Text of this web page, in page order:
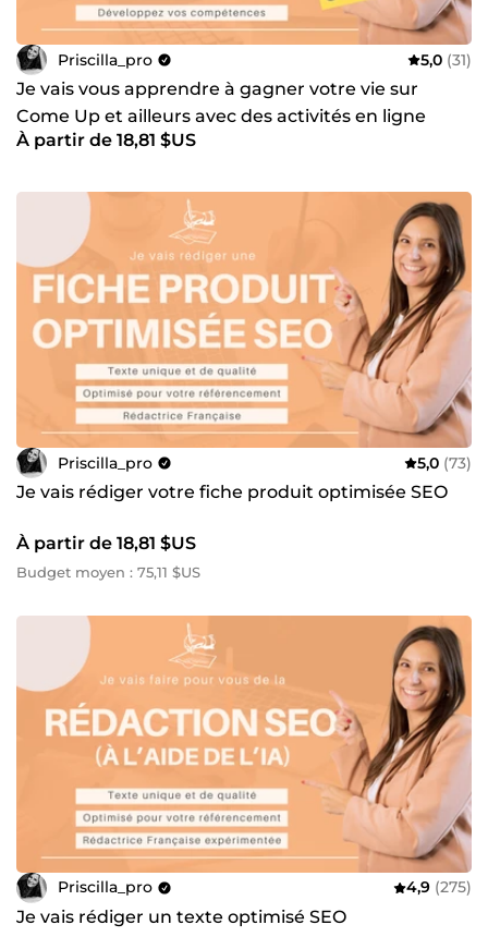
Priscilla_pro 5,0 (31)
Je vais vous apprendre à gagner votre vie sur
Come Up et ailleurs avec des activités en ligne
À partir de 18,81 $US
Priscilla_pro 5,0 (73)
Je vais rédiger votre fiche produit optimisée SEO
À partir de 18,81 $US
Budget moyen : 75,11 $US
Priscilla_pro 4,9 (275)
Je vais rédiger un texte optimisé SEO